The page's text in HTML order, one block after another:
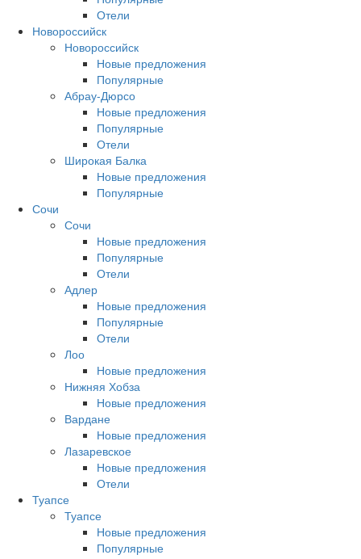
Отели
Новороссийск
Новороссийск
Новые предложения
Популярные
Абрау-Дюрсо
Новые предложения
Популярные
Отели
Широкая Балка
Новые предложения
Популярные
Сочи
Сочи
Новые предложения
Популярные
Отели
Адлер
Новые предложения
Популярные
Отели
Лоо
Новые предложения
Нижняя Хобза
Новые предложения
Вардане
Новые предложения
Лазаревское
Новые предложения
Отели
Туапсе
Туапсе
Новые предложения
Популярные